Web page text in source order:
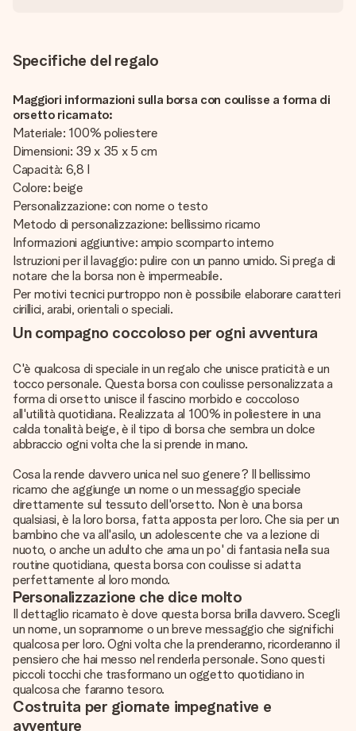
Specifiche del regalo
Maggiori informazioni sulla borsa con coulisse a forma di
orsetto ricamato:
Materiale: 100% poliestere
Dimensioni: 39 x 35 x 5 cm
Capacità: 6,8 l
Colore: beige
Personalizzazione: con nome o testo
Metodo di personalizzazione: bellissimo ricamo
Informazioni aggiuntive: ampio scomparto interno
Istruzioni per il lavaggio: pulire con un panno umido. Si prega di
notare che la borsa non è impermeabile.
Per motivi tecnici purtroppo non è possibile elaborare caratteri
cirillici, arabi, orientali o speciali.
Un compagno coccoloso per ogni avventura
C'è qualcosa di speciale in un regalo che unisce praticità e un
tocco personale. Questa borsa con coulisse personalizzata a
forma di orsetto unisce il fascino morbido e coccoloso
all'utilità quotidiana. Realizzata al 100% in poliestere in una
calda tonalità beige, è il tipo di borsa che sembra un dolce
abbraccio ogni volta che la si prende in mano.
Cosa la rende davvero unica nel suo genere? Il bellissimo
ricamo che aggiunge un nome o un messaggio speciale
direttamente sul tessuto dell'orsetto. Non è una borsa
qualsiasi, è la loro borsa, fatta apposta per loro. Che sia per un
bambino che va all'asilo, un adolescente che va a lezione di
nuoto, o anche un adulto che ama un po' di fantasia nella sua
routine quotidiana, questa borsa con coulisse si adatta
perfettamente al loro mondo.
Personalizzazione che dice molto
Il dettaglio ricamato è dove questa borsa brilla davvero. Scegli
un nome, un soprannome o un breve messaggio che significhi
qualcosa per loro. Ogni volta che la prenderanno, ricorderanno il
pensiero che hai messo nel renderla personale. Sono questi
piccoli tocchi che trasformano un oggetto quotidiano in
qualcosa che faranno tesoro.
Costruita per giornate impegnative e
avventure